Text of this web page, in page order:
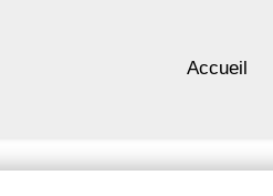
Accueil